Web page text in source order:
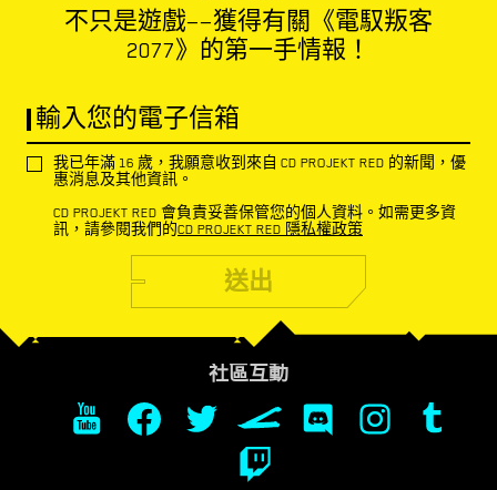
不只是遊戲——獲得有關《電馭叛客
2077》的第一手情報！
輸入您的電子信箱
我已年滿 16 歲，我願意收到來自 CD PROJEKT RED 的新聞，優
惠消息及其他資訊。
CD PROJEKT RED 會負責妥善保管您的個人資料。如需更多資
訊，請參閱我們的CD PROJEKT RED 隱私權政策
送出
社區互動